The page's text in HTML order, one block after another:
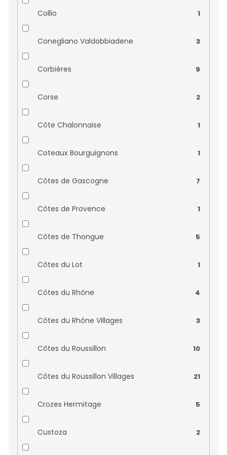
Corte Figaretto 0
Dhaara 0
Dobrá vína 0
Domaine Alain Gras 0
Domaine Allois 0
Domaine André Bonhomme 0
Domaine Belle 0
Domaine Belot 0
Domaine Betton 0
Domaine Cassan 0
Domaine Courtault Michelet 0
Domaine de Font Sane 0
Domaine de Haut Bourg 0
Domaine de Juchepie 0
Domaine de lˇOlivette 0
Domaine de la Briaudiere 0
Collio 1
Conegliano Valdobbiadene 3
Corbiéres 9
Corse 2
Côte Chalonnaise 1
Coteaux Bourguignons 1
Côtes de Gascogne 7
Côtes de Provence 1
Côtes de Thongue 5
Côtes du Lot 1
Côtes du Rhône 4
Côtes du Rhône Villages 3
Côtes du Roussillon 10
Côtes du Roussillon Villages 21
Crozes Hermitage 5
Custoza 2